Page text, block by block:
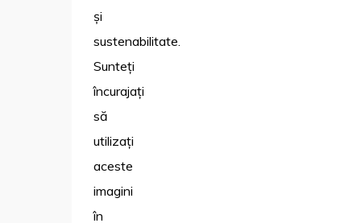
și
sustenabilitate.
Sunteți
încurajați
să
utilizați
aceste
imagini
în